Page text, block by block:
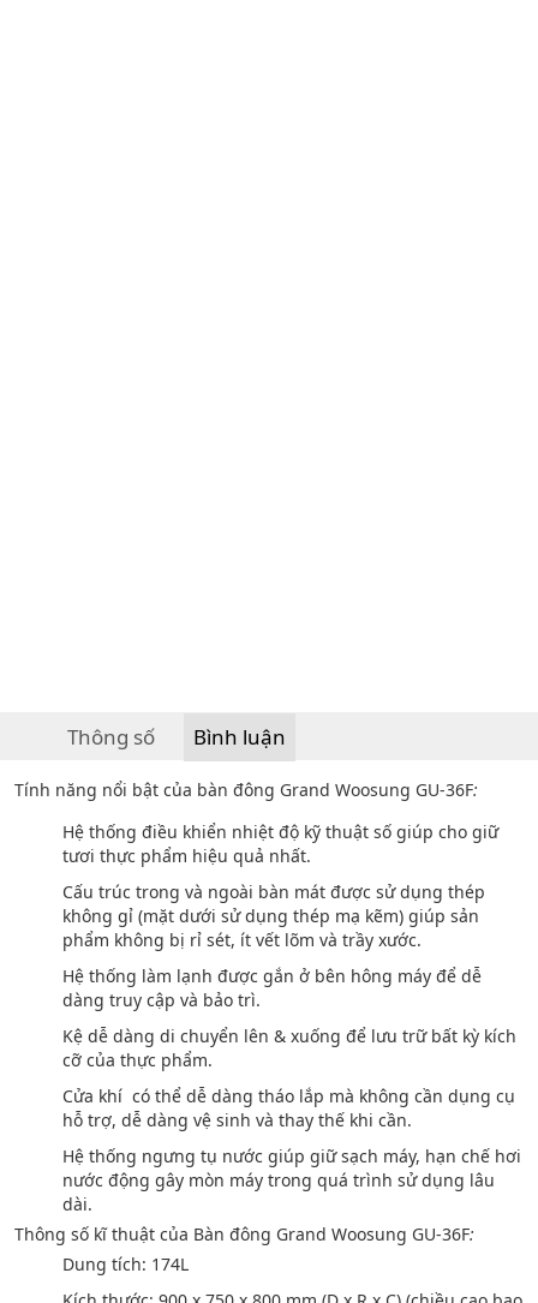
Thông số Bình luận
Tính năng nổi bật của bàn đông Grand Woosung GU-36F:
Hệ thống điều khiển nhiệt độ kỹ thuật số giúp cho giữ
tươi thực phẩm hiệu quả nhất.
Cấu trúc trong và ngoài bàn mát được sử dụng thép
không gỉ (mặt dưới sử dụng thép mạ kẽm) giúp sản
phẩm không bị rỉ sét, ít vết lõm và trầy xước.
Hệ thống làm lạnh được gắn ở bên hông máy để dễ
dàng truy cập và bảo trì.
Kệ dễ dàng di chuyển lên & xuống để lưu trữ bất kỳ kích
cỡ của thực phẩm.
Cửa khí có thể dễ dàng tháo lắp mà không cần dụng cụ
hỗ trợ, dễ dàng vệ sinh và thay thế khi cần.
Hệ thống ngưng tụ nước giúp giữ sạch máy, hạn chế hơi
nước động gây mòn máy trong quá trình sử dụng lâu
dài.
Thông số kĩ thuật của Bàn đông Grand Woosung GU-36F:
Dung tích: 174L